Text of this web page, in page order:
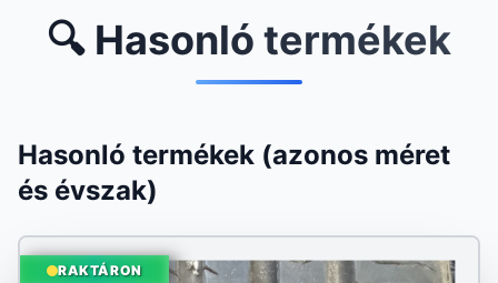
🔍 Hasonló termékek
Hasonló termékek (azonos méret
és évszak)
RAKTÁRON